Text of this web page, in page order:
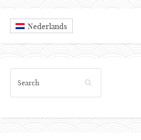
Nederlands